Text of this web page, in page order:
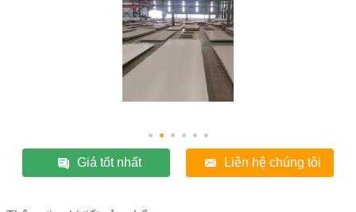
Giá tốt nhất Liên hệ chúng tôi